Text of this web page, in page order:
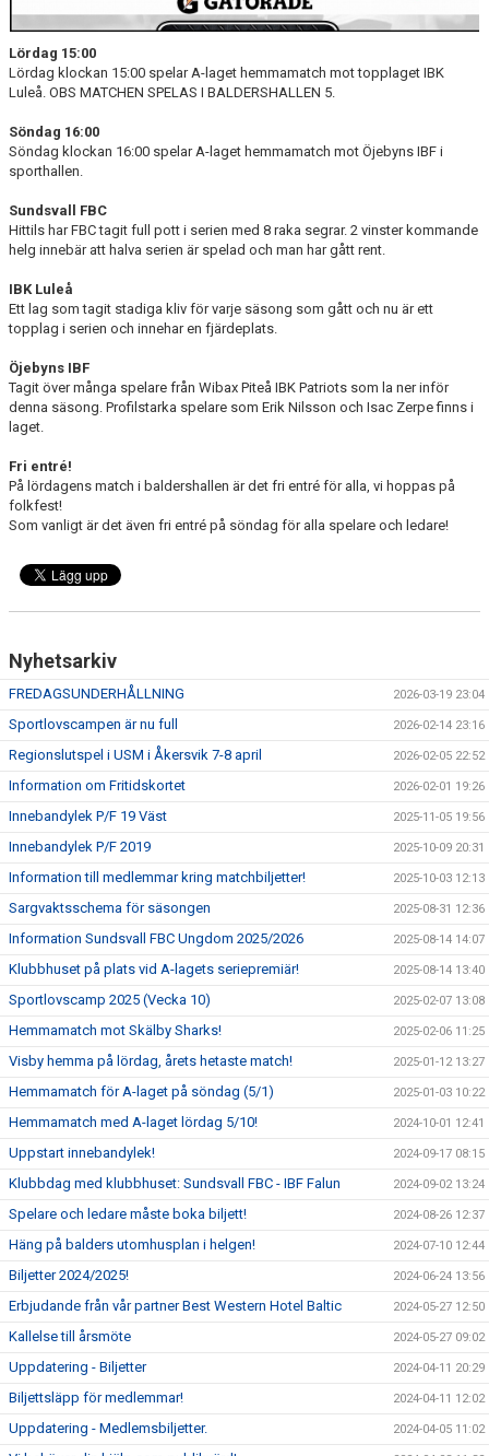
MEDLEMSKAP
Lördag 15:00
Lördag klockan 15:00 spelar A-laget hemmamatch mot topplaget IBK
Luleå. OBS MATCHEN SPELAS I BALDERSHALLEN 5.
Söndag 16:00
Söndag klockan 16:00 spelar A-laget hemmamatch mot Öjebyns IBF i
sporthallen.
Sundsvall FBC
Hittils har FBC tagit full pott i serien med 8 raka segrar. 2 vinster kommande
helg innebär att halva serien är spelad och man har gått rent.
IBK Luleå
Ett lag som tagit stadiga kliv för varje säsong som gått och nu är ett
topplag i serien och innehar en fjärdeplats.
Öjebyns IBF
Tagit över många spelare från Wibax Piteå IBK Patriots som la ner inför
denna säsong. Profilstarka spelare som Erik Nilsson och Isac Zerpe finns i
laget.
Fri entré!
På lördagens match i baldershallen är det fri entré för alla, vi hoppas på
folkfest!
Som vanligt är det även fri entré på söndag för alla spelare och ledare!
Nyhetsarkiv
FREDAGSUNDERHÅLLNING 2026-03-19 23:04
Sportlovscampen är nu full 2026-02-14 23:16
Regionslutspel i USM i Åkersvik 7-8 april 2026-02-05 22:52
Information om Fritidskortet 2026-02-01 19:26
Innebandylek P/F 19 Väst 2025-11-05 19:56
Innebandylek P/F 2019 2025-10-09 20:31
Information till medlemmar kring matchbiljetter! 2025-10-03 12:13
Sargvaktsschema för säsongen 2025-08-31 12:36
Information Sundsvall FBC Ungdom 2025/2026 2025-08-14 14:07
Klubbhuset på plats vid A-lagets seriepremiär! 2025-08-14 13:40
Sportlovscamp 2025 (Vecka 10) 2025-02-07 13:08
Hemmamatch mot Skälby Sharks! 2025-02-06 11:25
Visby hemma på lördag, årets hetaste match! 2025-01-12 13:27
Hemmamatch för A-laget på söndag (5/1) 2025-01-03 10:22
Hemmamatch med A-laget lördag 5/10! 2024-10-01 12:41
Uppstart innebandylek! 2024-09-17 08:15
Klubbdag med klubbhuset: Sundsvall FBC - IBF Falun 2024-09-02 13:24
Spelare och ledare måste boka biljett! 2024-08-26 12:37
Häng på balders utomhusplan i helgen! 2024-07-10 12:44
Biljetter 2024/2025! 2024-06-24 13:56
Erbjudande från vår partner Best Western Hotel Baltic 2024-05-27 12:50
Kallelse till årsmöte 2024-05-27 09:02
Uppdatering - Biljetter 2024-04-11 20:29
Biljettsläpp för medlemmar! 2024-04-11 12:02
Uppdatering - Medlemsbiljetter. 2024-04-05 11:02